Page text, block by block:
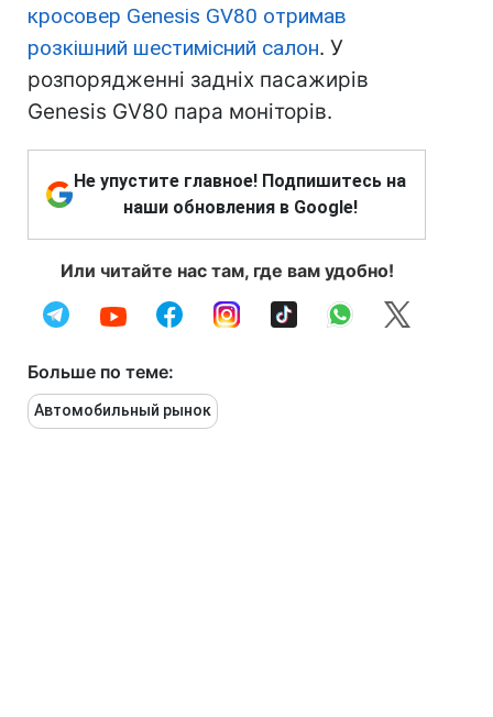
кросовер Genesis GV80 отримав
розкішний шестимісний салон. У
розпорядженні задніх пасажирів
Genesis GV80 пара моніторів.
Не упустите главное! Подпишитесь на
наши обновления в Google!
Или читайте нас там, где вам удобно!
Больше по теме:
Автомобильный рынок